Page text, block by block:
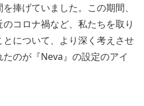
捧げていました。この期間、
コロナ禍など、私たちを取り
について、より深く考えさせ
のが『Neva』の設定のアイ